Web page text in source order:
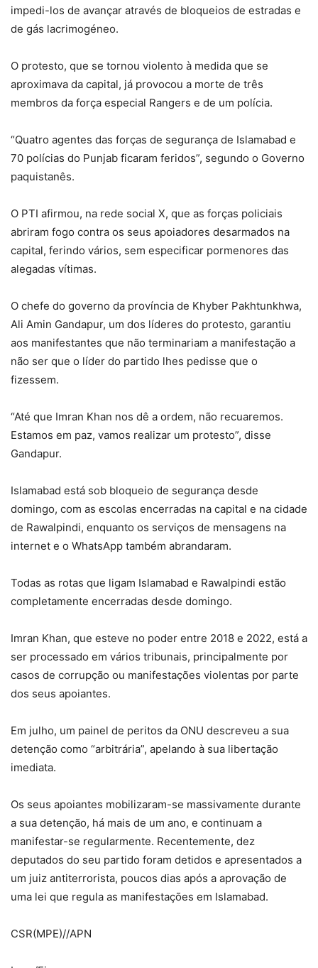
impedi-los de avançar através de bloqueios de estradas e
de gás lacrimogéneo.
O protesto, que se tornou violento à medida que se
aproximava da capital, já provocou a morte de três
membros da força especial Rangers e de um polícia.
“Quatro agentes das forças de segurança de Islamabad e
70 polícias do Punjab ficaram feridos”, segundo o Governo
paquistanês.
O PTI afirmou, na rede social X, que as forças policiais
abriram fogo contra os seus apoiadores desarmados na
capital, ferindo vários, sem especificar pormenores das
alegadas vítimas.
O chefe do governo da província de Khyber Pakhtunkhwa,
Ali Amin Gandapur, um dos líderes do protesto, garantiu
aos manifestantes que não terminariam a manifestação a
não ser que o líder do partido lhes pedisse que o
fizessem.
“Até que Imran Khan nos dê a ordem, não recuaremos.
Estamos em paz, vamos realizar um protesto”, disse
Gandapur.
Islamabad está sob bloqueio de segurança desde
domingo, com as escolas encerradas na capital e na cidade
de Rawalpindi, enquanto os serviços de mensagens na
internet e o WhatsApp também abrandaram.
Todas as rotas que ligam Islamabad e Rawalpindi estão
completamente encerradas desde domingo.
Imran Khan, que esteve no poder entre 2018 e 2022, está a
ser processado em vários tribunais, principalmente por
casos de corrupção ou manifestações violentas por parte
dos seus apoiantes.
Em julho, um painel de peritos da ONU descreveu a sua
detenção como “arbitrária”, apelando à sua libertação
imediata.
Os seus apoiantes mobilizaram-se massivamente durante
a sua detenção, há mais de um ano, e continuam a
manifestar-se regularmente. Recentemente, dez
deputados do seu partido foram detidos e apresentados a
um juiz antiterrorista, poucos dias após a aprovação de
uma lei que regula as manifestações em Islamabad.
CSR(MPE)//APN